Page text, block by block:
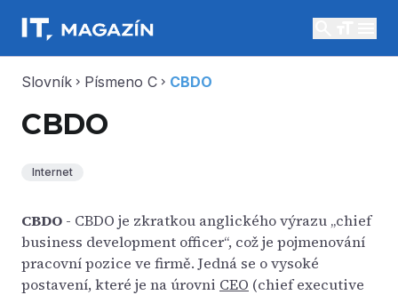
Slovník chevron_right Písmeno C chevron_right CBDO
CBDO
Internet
CBDO - CBDO je zkratkou anglického výrazu „chief
business development officer“, což je pojmenování
pracovní pozice ve firmě. Jedná se o vysoké
postavení, které je na úrovni CEO (chief executive